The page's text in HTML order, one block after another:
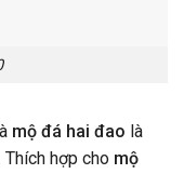
mộ đá hai đao là
hợp cho mộ